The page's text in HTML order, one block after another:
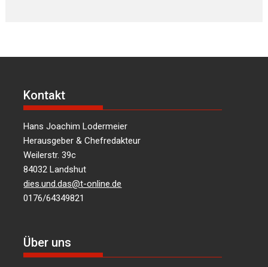
Kontakt
Hans Joachim Lodermeier
Herausgeber & Chefredakteur
Weilerstr. 39c
84032 Landshut
dies.und.das@t-online.de
0176/64349821
Über uns